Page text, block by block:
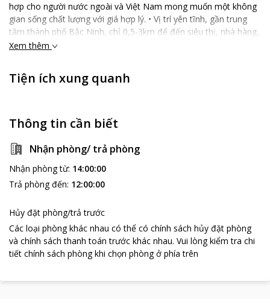
hợp cho người nước ngoài và Việt Nam mong muốn một không
gian sống chất lượng với giá hợp lý. • Vị trí yên tĩnh, gần trung
tâm thành phố Bắc Ninh, chỉ 0,5-3km để đến siêu thị, nhà hàng,
café, ngân hàng, quán bar, karaoke, mát xa. • Tất cả căn hộ đều
định. -Các loại phòng có giá phù hợp các nhu cầu khác nhau: Từ
Chúng tôi có tổng cộng 16 phòng lịch lãm, tất cả đều có nhà
bếp riêng và có 3 loại phòng tại Rosana Legend. Như một lời
cảm ơn quý vị đã chọn dịch vụ của chúng tôi và để bắt đầu một
mối quan hệ hợp tác lâu dài đôi bên cùng có lợi, chúng tôi có giá
ưu đãi đặc biệt. Khách sạn Rosana Legend - 16 Bùi Xuân Phái,
phường Kinh Bắc, thành phố Bắc Ninh, tỉnh Bắc Ninh, Việt Nam.
Email: info@rosana.vn
Xem thêm
Tiện ích xung quanh
Thông tin cần biết
Nhận phòng/ trả phòng
Nhận phòng từ: 14:00:00
Trả phòng đến: 12:00:00
Hủy đặt phòng/trả trước
Các loại phòng khác nhau có thể có chính sách hủy đặt phòng
và chính sách thanh toán trước khác nhau. Vui lòng kiểm tra chi
tiết chính sách phòng khi chọn phòng ở phía trên